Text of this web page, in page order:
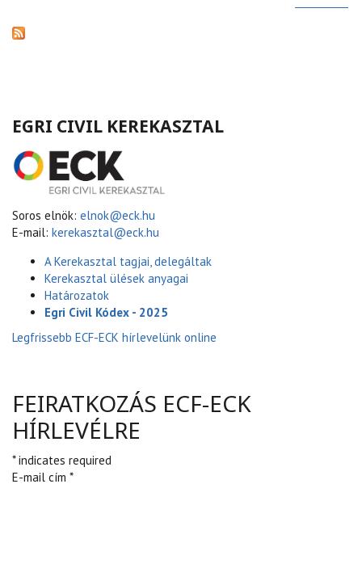
EGRI CIVIL KEREKASZTAL
Soros elnök: elnok@eck.hu
E-mail: kerekasztal@eck.hu
A Kerekasztal tagjai, delegáltak
Kerekasztal ülések anyagai
Határozatok
Egri Civil Kódex - 2025
Legfrissebb ECF-ECK hírlevelünk online
FEIRATKOZÁS ECF-ECK
HÍRLEVÉLRE
* indicates required
E-mail cím *